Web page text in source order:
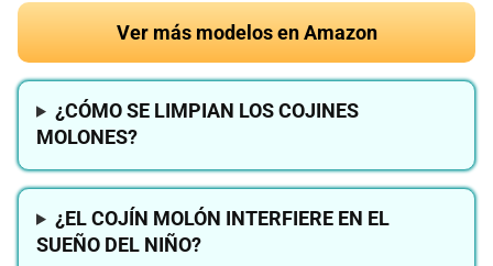
Ver más modelos en Amazon
¿CÓMO SE LIMPIAN LOS COJINES
MOLONES?
¿EL COJÍN MOLÓN INTERFIERE EN EL
SUEÑO DEL NIÑO?